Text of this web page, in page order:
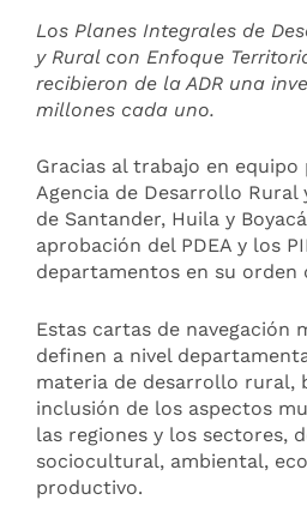
Los Planes Integrales de
y Rural con Enfoque
recibieron de la ADR una
millones cada uno.
Gracias al trabajo en
Agencia de Desarrollo Rural
de Santander, Huila y
aprobación del PDEA y los
departamentos en su orden
Estas cartas de navegación
definen a nivel
materia de desarrollo rural,
inclusión de los aspectos
las regiones y los sectores,
sociocultural, ambiental,
productivo.